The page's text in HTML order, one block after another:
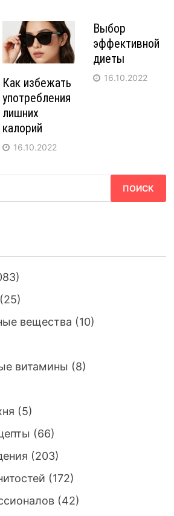
Как избежать
употребления
лишних
калорий
16.10.2022
Выбор
эффективной
диеты
16.10.2022
(25)
вещества (10)
витамины (8)
(5)
(66)
(203)
(172)
(42)